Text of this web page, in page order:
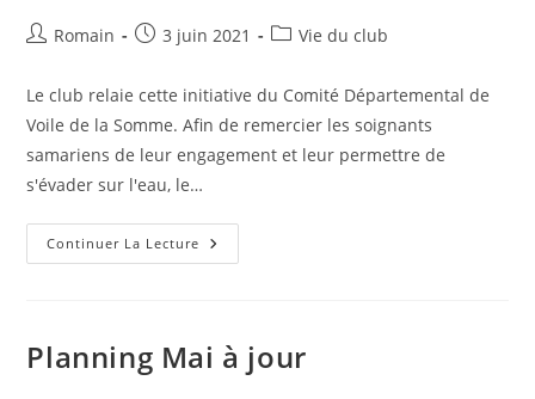
Auteur/autrice
la
publication :
Romain
Publication
3 juin 2021
PostVie du club
Le club relaie cette initiative du Comité Départemental de
Voile de la Somme. Afin de remercier les soignants
samariens de leur engagement et leur permettre de
s'évader sur l'eau, le…
Continuer La Lecture Hello
Les
Planning Mai à jour